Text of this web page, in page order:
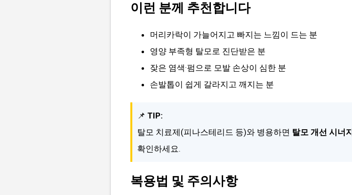
이런 분께 추천합니다
머리카락이 가늘어지고 빠지는 느낌이 드는 분
영양 부족형 탈모로 진단받은 분
잦은 염색·펌으로 모발 손상이 심한 분
손발톱이 쉽게 갈라지고 깨지는 분
📌 TIP:
탈모 치료제(피나스테리드 등)와 병용하면 탈모 개선 시너지
확인하세요.
복용법 및 주의사항